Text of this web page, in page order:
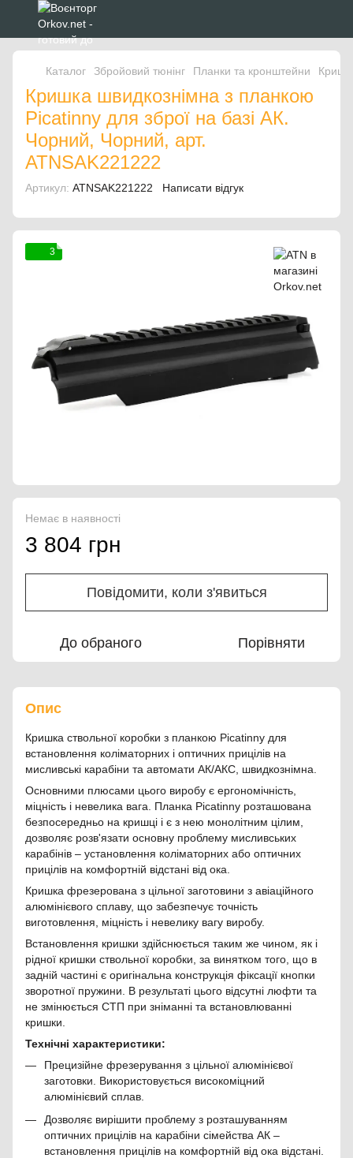
Каталог Збройовий тюнінг Планки та кронштейни
Кришка швидкознімна з планкою
Picatinny для зброї на базі АК.
Чорний, Чорний, арт.
ATNSAK221222
Артикул: ATNSAK221222 Написати відгук
3
Немає в наявності
3 804 грн
Повідомити, коли з'явиться
До обраного Порівняти
Опис
Кришка ствольної коробки з планкою Picatinny для
встановлення коліматорних і оптичних прицілів на
мисливські карабіни та автомати АК/АКС, швидкознімна.
Основними плюсами цього виробу є ергономічність,
міцність і невелика вага. Планка Picatinny розташована
безпосередньо на кришці і є з нею монолітним цілим,
дозволяє розв'язати основну проблему мисливських
карабінів – установлення коліматорних або оптичних
прицілів на комфортній відстані від ока.
Кришка фрезерована з цільної заготовини з авіаційного
алюмінієвого сплаву, що забезпечує точність
виготовлення, міцність і невелику вагу виробу.
Встановлення кришки здійснюється таким же чином, як і
рідної кришки ствольної коробки, за винятком того, що в
задній частині є оригінальна конструкція фіксації кнопки
зворотної пружини. В результаті цього відсутні люфти та
не змінюється СТП при зніманні та встановлюванні
кришки.
Технічні характеристики:
Прецизійне фрезерування з цільної алюмінієвої
заготовки. Використовується високоміцний
алюмінієвий сплав.
Дозволяє вирішити проблему з розташуванням
оптичних прицілів на карабіни сімейства АК –
встановлення прицілів на комфортній від ока відстані.